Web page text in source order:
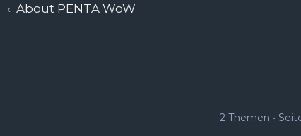
About PENTA WoW
2 Themen •